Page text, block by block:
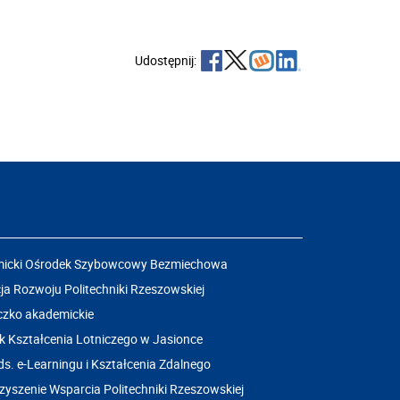
Udostępnij:
Ośrodek Szybowcowy Bezmiechowa
Rozwoju Politechniki Rzeszowskiej
akademickie
Kształcenia Lotniczego w Jasionce
e-Learningu i Kształcenia Zdalnego
Wsparcia Politechniki Rzeszowskiej